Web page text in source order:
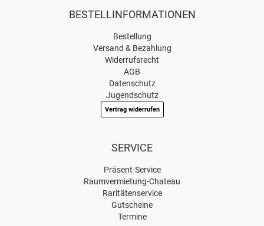
BESTELLINFORMATIONEN
Bestellung
Versand & Bezahlung
Widerrufsrecht
AGB
Datenschutz
Jugendschutz
Vertrag widerrufen
SERVICE
Präsent-Service
Raumvermietung-Chateau
Raritätenservice
Gutscheine
Termine